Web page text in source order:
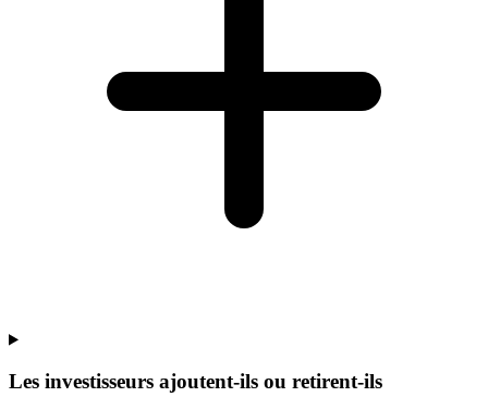
Les investisseurs ajoutent-ils ou retirent-ils